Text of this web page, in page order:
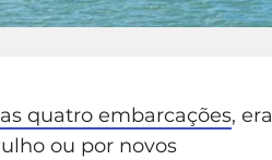
quatro embarcações, era
ou por novos